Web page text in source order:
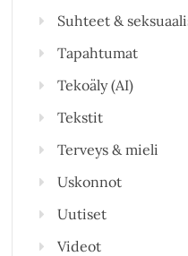
Suhteet &
Tapahtumat
Tekoäly (AI)
Tekstit
Terveys & mieli
Uskonnot
Uutiset
Videot